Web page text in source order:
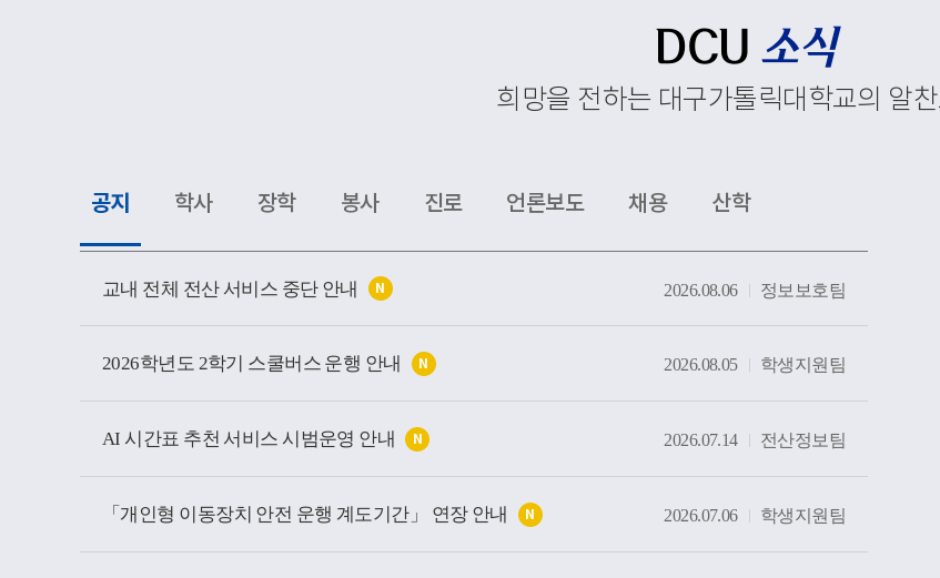
주요 성과와 향후 발전 방향을 공유했다.
대학 구성원들에게 격려의 말씀을 전하고,
속적인 발전과 구성원 모두를 위해 강복했
는 현장을 살펴봤다. 특히 대학의 역사와
방문은 사랑과 봉사의 교육이념을 바탕으
온 우리 대학의 교육 방향을 공유하고, 교
발전을 위해 지속적으로 협력하는 뜻깊은
DCU 소식
희망을 전하는 대구가톨릭대학교의 알
공지 학사 장학 봉사 진로 언론보도 채용 산학
목
교내 전체 전산 서비스 중단 안내 N 2026.08.06 정보보호팀
2026학년도 2학기 스쿨버스 운행 안내 N 2026.08.05 학생지원팀
AI 시간표 추천 서비스 시범운영 안내 N 2026.07.14 전산정보팀
「개인형 이동장치 안전 운행 계도기간」 연장 안내 N 2026.07.06 학생지원팀